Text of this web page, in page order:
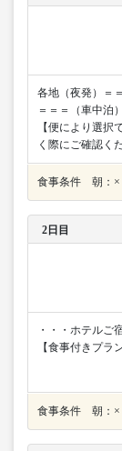
各地（夜発）＝
＝＝＝（車中泊）
【便により選
く際にご確認く
食事条件 朝：
2日目
・・・ホテルご
【食事付きプラ
食事条件 朝：